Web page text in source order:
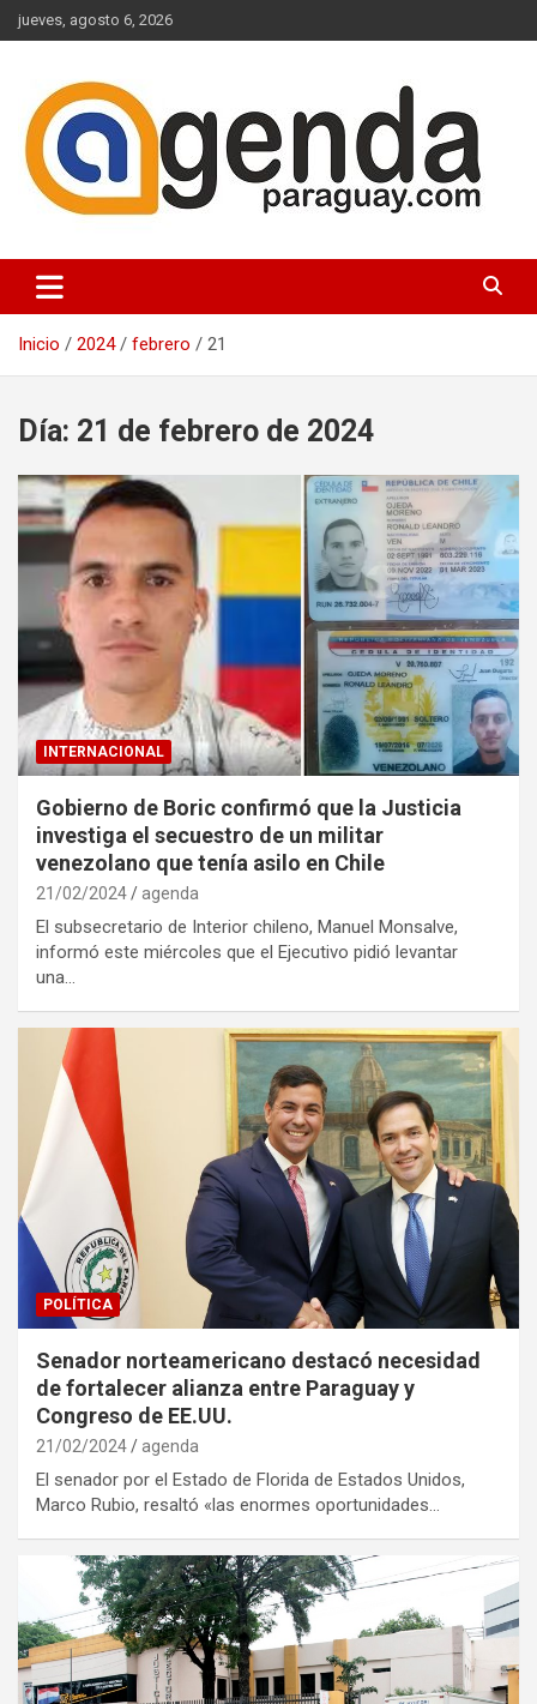
Saltar
al
jueves, agosto 6, 2026
Agenda Paraguay
Inicio 2024 febrero 21
Día: 21 de febrero de 2024
INTERNACIONAL
Gobierno de Boric confirmó que la Justicia
investiga el secuestro de un militar
venezolano que tenía asilo en Chile
21/02/2024 agenda
El subsecretario de Interior chileno, Manuel Monsalve,
informó este miércoles que el Ejecutivo pidió levantar
una…
POLÍTICA
Senador norteamericano destacó necesidad
de fortalecer alianza entre Paraguay y
Congreso de EE.UU.
21/02/2024 agenda
El senador por el Estado de Florida de Estados Unidos,
Marco Rubio, resaltó «las enormes oportunidades…